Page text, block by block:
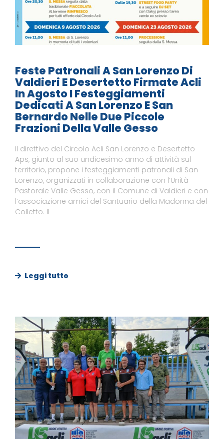
Feste Patronali A San Lorenzo Di
Valdieri E Desertetto Firmate Acli
In Agosto I Festeggiamenti
Dedicati A San Lorenzo E San
Bernardo Nelle Due Piccole
Frazioni Della Valle Gesso
Il direttivo del Circolo Acli San Lorenzo e Desertetto
Aps, giunto al suo undicesimo anno di attività sul
territorio, propone i festeggiamenti patronali di San
Lorenzo, organizzati in collaborazione con l’Unità
Pastorale Valle Gesso, con il Comune di Valdieri e con
l’associazione amici del Santuario della Madonna del
Colletto. Il
Leggi tutto